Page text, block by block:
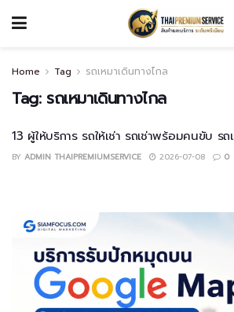
Home Tag รถเหมาเดินทางไกล
Tag: รถเหมาเดินทางไกล
13 ผู้ให้บริการ รถให้เช่า รถเช่าพร้อมคนขับ รถ
BY ADMIN THAIPREMIUMSERVICE 2026-07-08 0